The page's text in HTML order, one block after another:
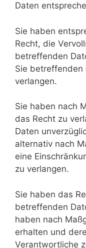
Daten
Sie haben
Recht, die
betreffenden
Sie betreffenden
verlangen.
Sie haben nach
das Recht zu
Daten
alternativ nach
eine
zu verlangen.
Sie haben das
betreffenden
haben nach
erhalten und
Verantwortliche